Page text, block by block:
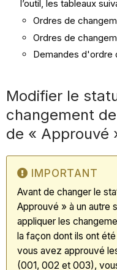
l’outil, les tableaux
Ordres de
Ordres de
Demandes d'ordre
Modifier le
changement
de « Approuvé
IMPORTANT
Avant de changer le
Approuvé » à un autre
appliquer les
la façon dont ils ont
vous avez approuvé
(001, 002 et 003),